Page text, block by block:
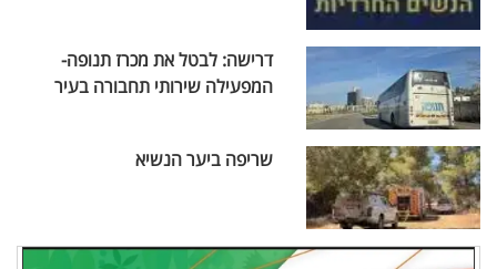
דרישה: לבטל את מכרז תנופה-
המפעילה שירותי תחבורה בעיר
שריפה ביער הנשיא